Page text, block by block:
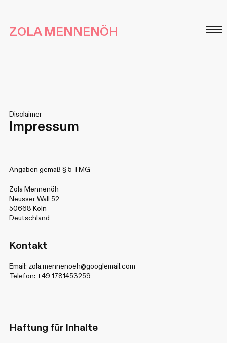
ZOLA MENNENÖH
Disclaimer
Impressum
Angaben gemäß § 5 TMG
Zola Mennenöh
Neusser Wall 52
50668 Köln
Deutschland
Kontakt
Email: zola.mennenoeh@googlemail.com
Telefon: +49 1781453259
Haftung für Inhalte